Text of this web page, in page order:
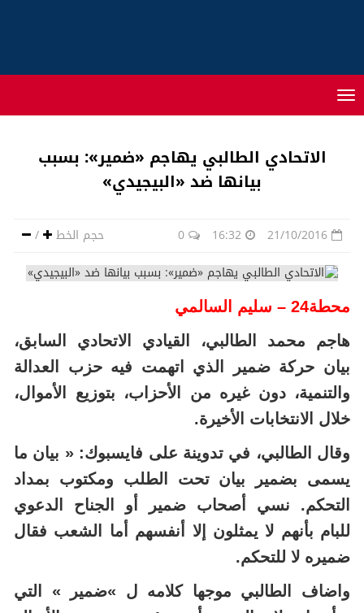
Toggle
navigation
الاتحادي الطالبي يهاجم «ضمير»: بسبب
بيانها ضد «البيجيدي»
حجم الخط / 21/10/2016
16:32
0
محطة24 – سليم السالمي
هاجم محمد الطالبي، القيادي الاتحادي السابق،
بيان حركة ضمير الذي اتهمت فيه حزب العدالة
والتنمية، دون غيره من الأحزاب، بتوزيع الأموال،
خلال الانتخابات الأخيرة.
وقال الطالبي، في تدوينة على فايسبوك: « بيان ما
يسمى بضمير بيان تحت الطلب ومكتوب بمداد
التحكم. نسي أصحاب ضمير أو الجناح الدعوي
للبام بأنهم لا يمثلون إلا أنفسهم أما الشعب فقال
ضميره لا للتحكم.
واضاف الطالبي موجها كلامه ل »ضمير » التي